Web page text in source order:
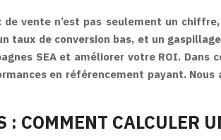
vente n’est pas seulement un
taux de conversion bas, et un
SEA et améliorer votre ROI.
en référencement payant.
: COMMENT CALCULER